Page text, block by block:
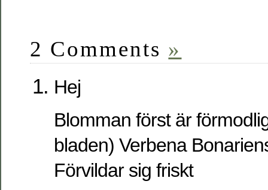
2 Comments »
Hej
Blomman först är
bladen) Verbena
Förvildar sig friskt